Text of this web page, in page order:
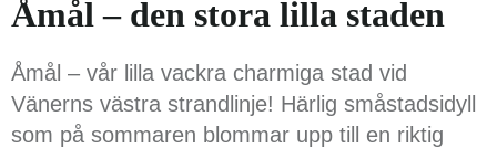
Åmål – den stora lilla staden
Åmål – vår lilla vackra charmiga stad vid
Vänerns västra strandlinje! Härlig småstadsidyll
som på sommaren blommar upp till en riktig